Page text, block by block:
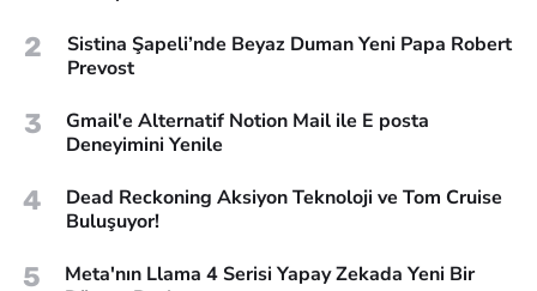
2
Sistina Şapeli’nde Beyaz Duman Yeni Papa Robert
Prevost
3
Gmail'e Alternatif Notion Mail ile E posta
Deneyimini Yenile
4
Dead Reckoning Aksiyon Teknoloji ve Tom Cruise
Buluşuyor!
5
Meta'nın Llama 4 Serisi Yapay Zekada Yeni Bir